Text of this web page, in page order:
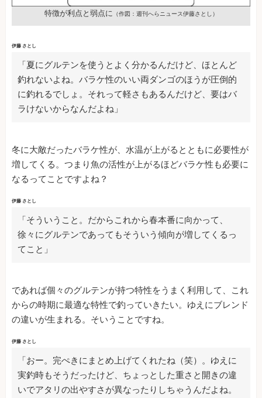
特徴が利点と弱点に （作図：週刊へらニュース伊藤さとし）
伊藤 さとし
「夏にグルテンを使うとよく分かるんだけど、ほとんど
釣れないよね。バラケ性のいい両ダンゴのほうが圧倒的
に釣れるでしょ。それって軽さもあるんだけど、要はバ
ラけないからなんだよね」
冬に大敵だったバラケ性が、水温が上がるとともに必要性が
増してくる。つまり魚の活性が上がるほどバラケ性も必要に
なるってことですよね？
伊藤 さとし
「そういうこと。だからこれから春本番に向かって、
徐々にグルテンであってもそういう傾向が増してくるっ
てこと」
であれば個々のグルテンが持つ特性をうまく利用して、これ
からの時期に最適な特性で釣っていきたい。ゆえにブレンド
の違いが生まれる。そいうことですね。
伊藤 さとし
「おー。完ぺきにまとめ上げてくれたね（笑）。ゆえに
実釣時もそうだったけど、ちょっとした重さと開きの違
いでアタリの出やすさが異なったりしちゃうんだよね。